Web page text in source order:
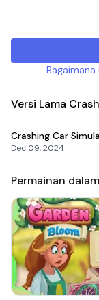
Bagaimana
Versi Lama
Crashing Car
Dec 09, 2024
Permainan